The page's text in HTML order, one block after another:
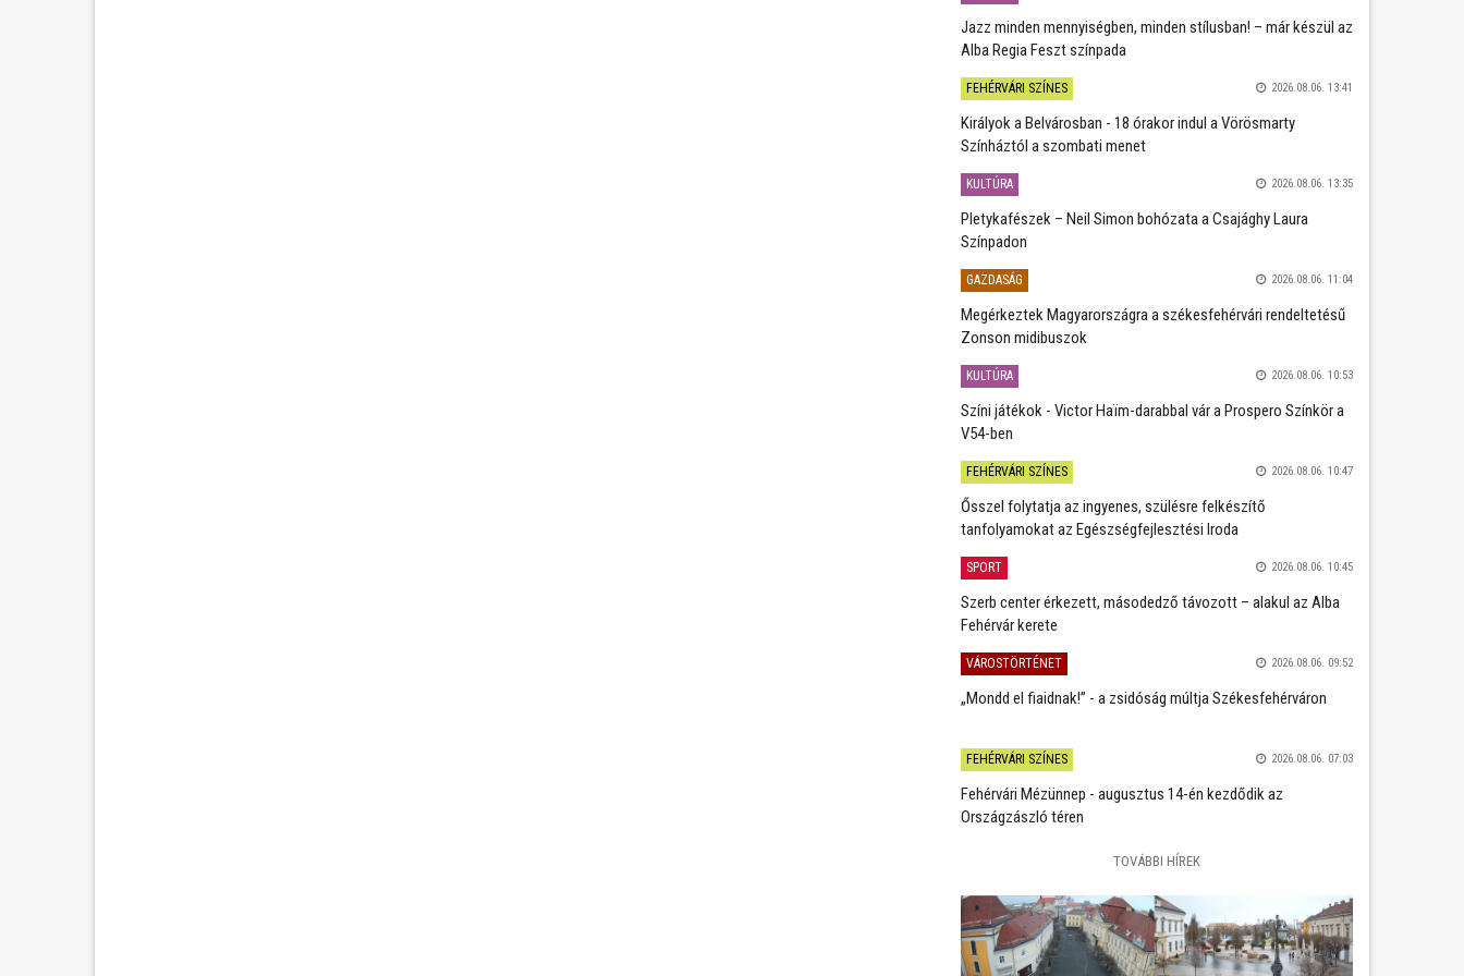
Jazz minden mennyiségben, minden stílusban! – már készül az
Alba Regia Feszt színpada
FEHÉRVÁRI SZÍNES 2026.08.06. 13:41
Királyok a Belvárosban - 18 órakor indul a Vörösmarty
Színháztól a szombati menet
KULTÚRA 2026.08.06. 13:35
Pletykafészek – Neil Simon bohózata a Csajághy Laura
Színpadon
GAZDASÁG 2026.08.06. 11:04
Megérkeztek Magyarországra a székesfehérvári rendeltetésű
Zonson midibuszok
KULTÚRA 2026.08.06. 10:53
Színi játékok - Victor Haïm-darabbal vár a Prospero Színkör a
V54-ben
FEHÉRVÁRI SZÍNES 2026.08.06. 10:47
Ősszel folytatja az ingyenes, szülésre felkészítő
tanfolyamokat az Egészségfejlesztési Iroda
SPORT 2026.08.06. 10:45
Szerb center érkezett, másodedző távozott – alakul az Alba
Fehérvár kerete
VÁROSTÖRTÉNET 2026.08.06. 09:52
„Mondd el fiaidnak!” - a zsidóság múltja Székesfehérváron
FEHÉRVÁRI SZÍNES 2026.08.06. 07:03
Fehérvári Mézünnep - augusztus 14-én kezdődik az
Országzászló téren
TOVÁBBI HÍREK